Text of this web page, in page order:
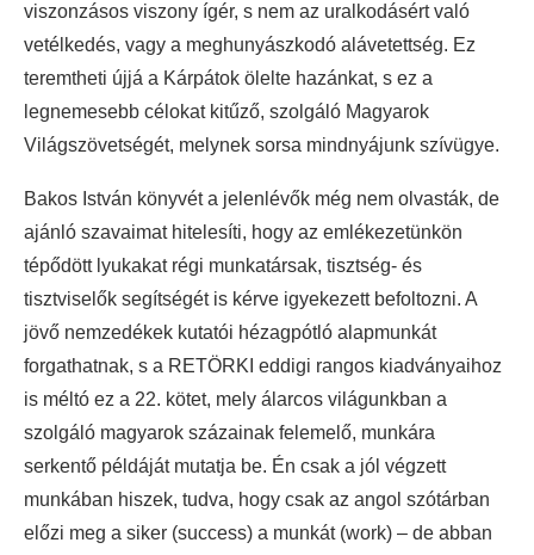
viszonzásos viszony ígér, s nem az uralkodásért való
vetélkedés, vagy a meghunyászkodó alávetettség. Ez
teremtheti újjá a Kárpátok ölelte hazánkat, s ez a
legnemesebb célokat kitűző, szolgáló Magyarok
Világszövetségét, melynek sorsa mindnyájunk szívügye.
Bakos István könyvét a jelenlévők még nem olvasták, de
ajánló szavaimat hitelesíti, hogy az emlékezetünkön
tépődött lyukakat régi munkatársak, tisztség- és
tisztviselők segítségét is kérve igyekezett befoltozni. A
jövő nemzedékek kutatói hézagpótló alapmunkát
forgathatnak, s a RETÖRKI eddigi rangos kiadványaihoz
is méltó ez a 22. kötet, mely álarcos világunkban a
szolgáló magyarok százainak felemelő, munkára
serkentő példáját mutatja be. Én csak a jól végzett
munkában hiszek, tudva, hogy csak az angol szótárban
előzi meg a siker (success) a munkát (work) – de abban